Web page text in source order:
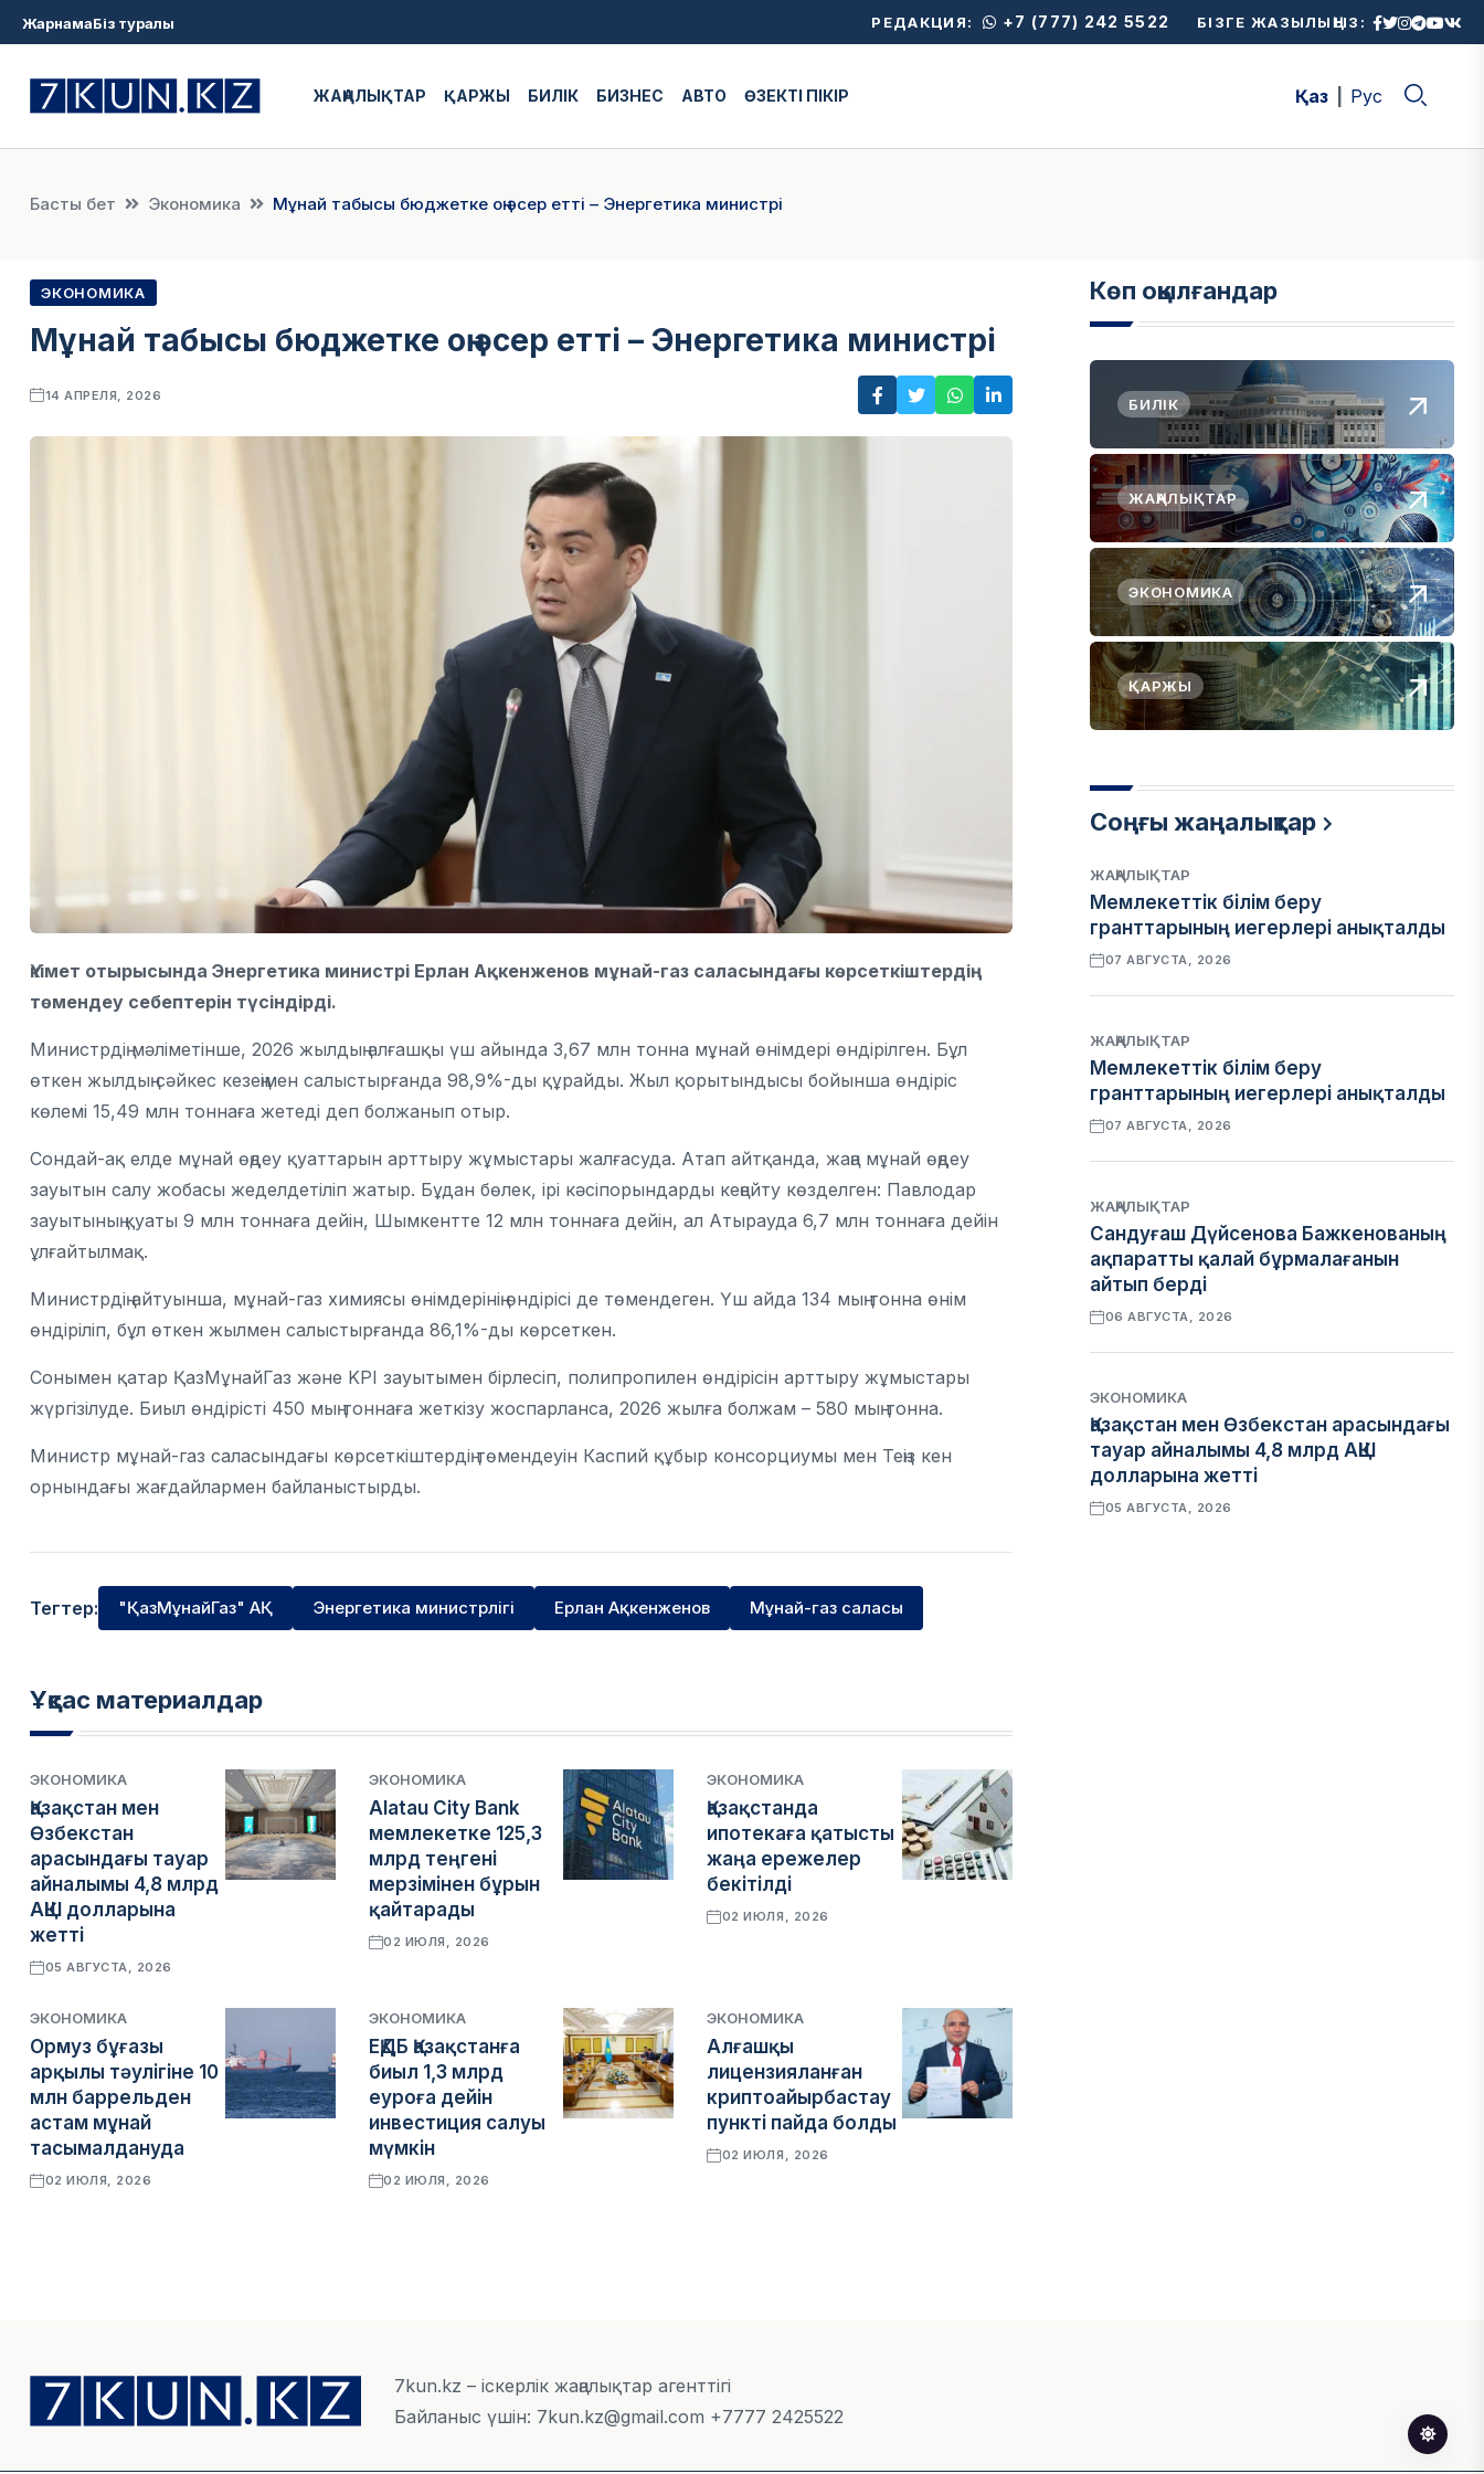
ЖарнамаБіз туралы РЕДАКЦИЯ: +7 (777) 242 5522 БІЗГЕ ЖАЗЫЛЫҢЫЗ:
ЖАҢАЛЫҚТАР ҚАРЖЫ БИЛІК БИЗНЕС АВТО ӨЗЕКТІ ПІКІР Қаз Рус
Басты бет Экономика Мұнай табысы бюджетке оң әсер етті – Энергетика министрі
ЭКОНОМИКА
Мұнай табысы бюджетке оң әсер етті – Энергетика министрі
14 АПРЕЛЯ, 2026
Үкімет отырысында Энергетика министрі Ерлан Ақкенженов мұнай-газ саласындағы көрсеткіштердің
төмендеу себептерін түсіндірді.
Министрдің мәліметінше, 2026 жылдың алғашқы үш айында 3,67 млн тонна мұнай өнімдері өндірілген. Бұл
өткен жылдың сәйкес кезеңімен салыстырғанда 98,9%-ды құрайды. Жыл қорытындысы бойынша өндіріс
көлемі 15,49 млн тоннаға жетеді деп болжанып отыр.
Сондай-ақ елде мұнай өңдеу қуаттарын арттыру жұмыстары жалғасуда. Атап айтқанда, жаңа мұнай өңдеу
зауытын салу жобасы жеделдетіліп жатыр. Бұдан бөлек, ірі кәсіпорындарды кеңейту көзделген: Павлодар
зауытының қуаты 9 млн тоннаға дейін, Шымкентте 12 млн тоннаға дейін, ал Атырауда 6,7 млн тоннаға дейін
ұлғайтылмақ.
Министрдің айтуынша, мұнай-газ химиясы өнімдерінің өндірісі де төмендеген. Үш айда 134 мың тонна өнім
өндіріліп, бұл өткен жылмен салыстырғанда 86,1%-ды көрсеткен.
Сонымен қатар ҚазМұнайГаз және KPI зауытымен бірлесіп, полипропилен өндірісін арттыру жұмыстары
жүргізілуде. Биыл өндірісті 450 мың тоннаға жеткізу жоспарланса, 2026 жылға болжам – 580 мың тонна.
Министр мұнай-газ саласындағы көрсеткіштердің төмендеуін Каспий құбыр консорциумы мен Теңіз кен
орнындағы жағдайлармен байланыстырды.
Тегтер: "ҚазМұнайГаз" АҚ Энергетика министрлігі Ерлан Ақкенженов Мұнай-газ саласы
Ұқсас материалдар
ЭКОНОМИКА
Қазақстан мен
Өзбекстан
арасындағы тауар
айналымы 4,8 млрд
АҚШ долларына
жетті
05 АВГУСТА, 2026
ЭКОНОМИКА
Alatau City Bank
мемлекетке 125,3
млрд теңгені
мерзімінен бұрын
қайтарады
02 ИЮЛЯ, 2026
ЭКОНОМИКА
Қазақстанда
ипотекаға қатысты
жаңа ережелер
бекітілді
02 ИЮЛЯ, 2026
ЭКОНОМИКА
Ормуз бұғазы
арқылы тәулігіне 10
млн баррельден
астам мұнай
тасымалдануда
02 ИЮЛЯ, 2026
ЭКОНОМИКА
ЕҚДБ Қазақстанға
биыл 1,3 млрд
еуроға дейін
инвестиция салуы
мүмкін
02 ИЮЛЯ, 2026
ЭКОНОМИКА
Алғашқы
лицензияланған
криптоайырбастау
пункті пайда болды
02 ИЮЛЯ, 2026
Көп оқылғандар
БИЛІК
ЖАҢАЛЫҚТАР
ЭКОНОМИКА
ҚАРЖЫ
Соңғы жаңалықтар
ЖАҢАЛЫҚТАР
Мемлекеттік білім беру
гранттарының иегерлері анықталды
07 АВГУСТА, 2026
ЖАҢАЛЫҚТАР
Мемлекеттік білім беру
гранттарының иегерлері анықталды
07 АВГУСТА, 2026
ЖАҢАЛЫҚТАР
Сандуғаш Дүйсенова Бажкенованың
ақпаратты қалай бұрмалағанын
айтып берді
06 АВГУСТА, 2026
ЭКОНОМИКА
Қазақстан мен Өзбекстан арасындағы
тауар айналымы 4,8 млрд АҚШ
долларына жетті
05 АВГУСТА, 2026
7kun.kz – іскерлік жаңалықтар агенттігі
Байланыс үшін: 7kun.kz@gmail.com +7777 2425522